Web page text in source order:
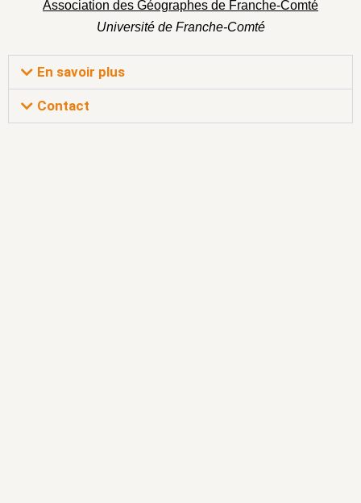
Association des Géographes de Franche-Comté
Université de Franche-Comté
En savoir plus
Contact